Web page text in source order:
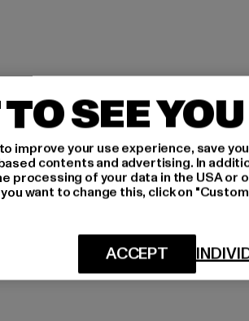
SEE
improve your use experience, save
contents and advertising. In
processing of your data in the USA or
want to change this, click on
ACCEPT